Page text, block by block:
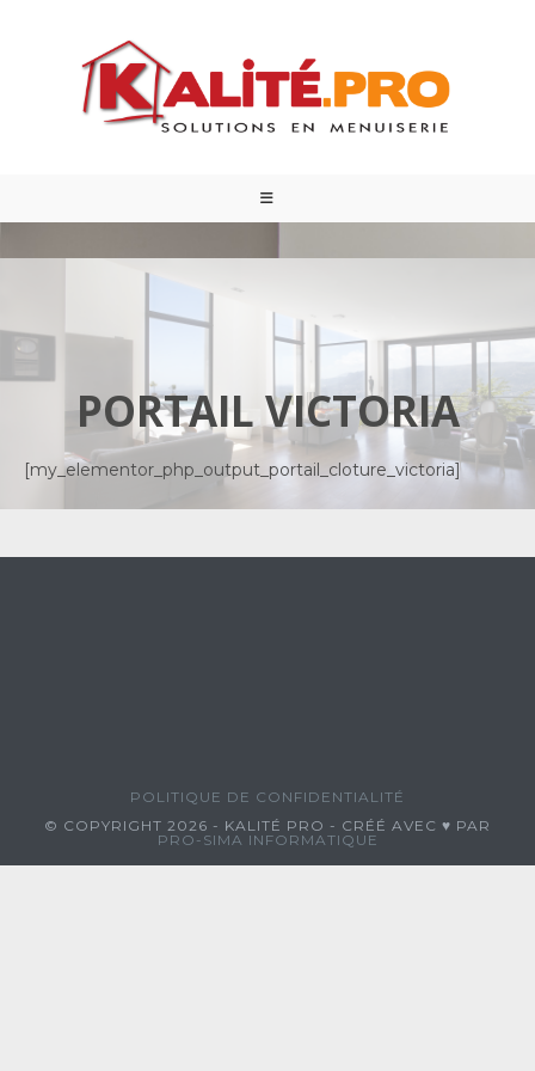
PORTAIL VICTORIA
[my_elementor_php_output_portail_cloture_victoria]
POLITIQUE DE CONFIDENTIALITÉ
© COPYRIGHT 2026 - KALITÉ PRO - CRÉÉ AVEC ♥ PAR
PRO-SIMA INFORMATIQUE